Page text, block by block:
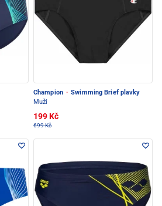
Champion · Swimming Brief plavky
Muži
199 Kč
699 Kč